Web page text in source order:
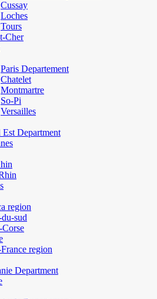
Cussay
Loches
Tours
Cher
Paris Departement
Chatelet
Montmartre
So-Pi
Versailles
Est Department
region
sud
Corse
region
Department